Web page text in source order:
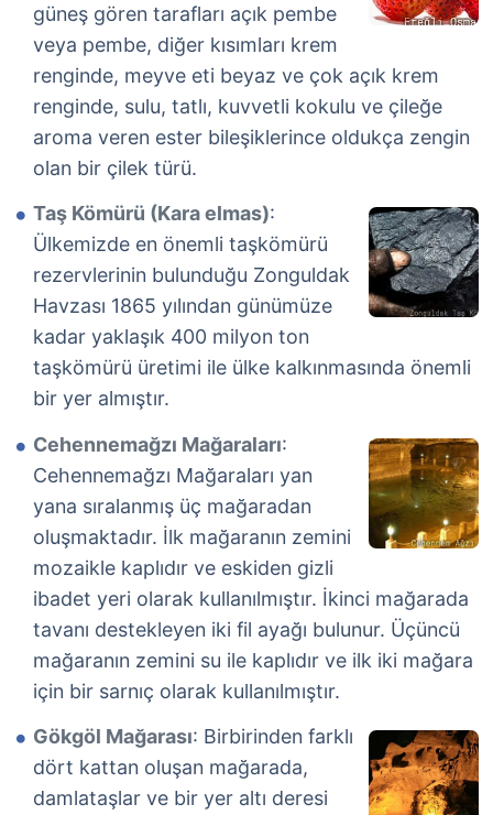
güneş gören tarafları açık pembe
veya pembe, diğer kısımları krem
renginde, meyve eti beyaz ve çok açık krem
renginde, sulu, tatlı, kuvvetli kokulu ve çileğe
aroma veren ester bileşiklerince oldukça zengin
olan bir çilek türü.
Taş Kömürü (Kara elmas):
Ülkemizde en önemli taşkömürü
rezervlerinin bulunduğu Zonguldak
Havzası 1865 yılından günümüze
kadar yaklaşık 400 milyon ton
taşkömürü üretimi ile ülke kalkınmasında önemli
bir yer almıştır.
Cehennemağzı Mağaraları:
Cehennemağzı Mağaraları yan
yana sıralanmış üç mağaradan
oluşmaktadır. İlk mağaranın zemini
mozaikle kaplıdır ve eskiden gizli
ibadet yeri olarak kullanılmıştır. İkinci mağarada
tavanı destekleyen iki fil ayağı bulunur. Üçüncü
mağaranın zemini su ile kaplıdır ve ilk iki mağara
için bir sarnıç olarak kullanılmıştır.
Gökgöl Mağarası: Birbirinden farklı
dört kattan oluşan mağarada,
damlataşlar ve bir yer altı deresi